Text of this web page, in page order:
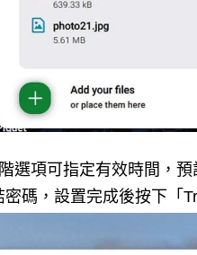
選項可指定有效時間，
碼，設置完成後按下「